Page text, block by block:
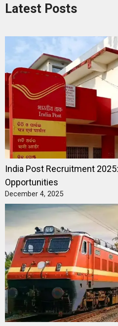
Latest Posts
India Post Recruitment
Opportunities
December 4, 2025